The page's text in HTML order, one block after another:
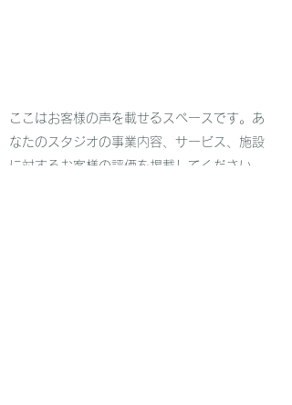
ここはお客様の声を載せるスペースです。あ
なたのスタジオの事業内容、サービス、施設
に対するお客様の評価を掲載してください。